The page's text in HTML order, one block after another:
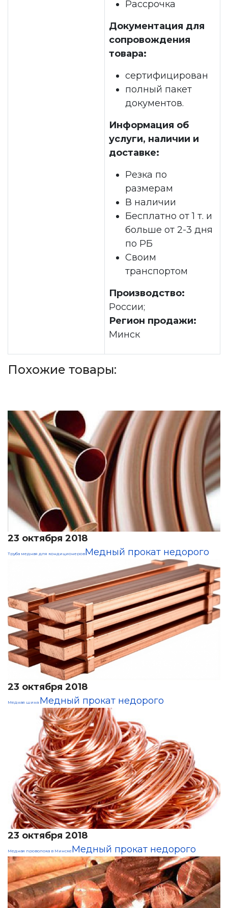
Рассрочка
Документация для
сопровождения
товара:
сертифицирован
полный пакет
документов.
Информация об
услуги, наличии и
доставке:
Резка по
размерам
В наличии
Бесплатно от 1 т. и
больше от 2-3 дня
по РБ
Своим
транспортом
Производство:
России;
Регион продажи:
Минск
Похожие товары:
23 октября 2018
Труба медная для кондиционеровМедный прокат недорого
23 октября 2018
Медная шина Медный прокат недорого
23 октября 2018
Медная проволока в МинскеМедный прокат недорого